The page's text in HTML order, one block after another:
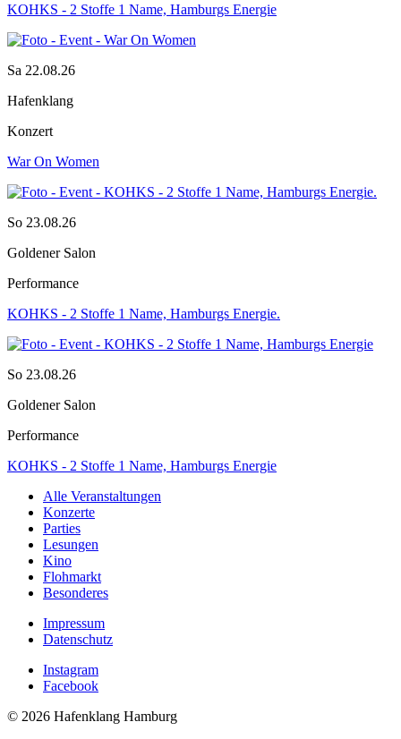
KOHKS - 2 Stoffe 1 Name, Hamburgs Energie
Sa 22.08.26
Hafenklang
Konzert
War On Women
So 23.08.26
Goldener Salon
Performance
KOHKS - 2 Stoffe 1 Name, Hamburgs Energie.
So 23.08.26
Goldener Salon
Performance
KOHKS - 2 Stoffe 1 Name, Hamburgs Energie
Alle Veranstaltungen
Konzerte
Parties
Lesungen
Kino
Flohmarkt
Besonderes
Impressum
Datenschutz
Instagram
Facebook
© 2026 Hafenklang Hamburg